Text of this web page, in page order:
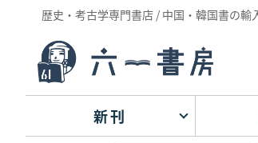
歴史・考古学専門書店 / 中国・韓国書の輸
新刊